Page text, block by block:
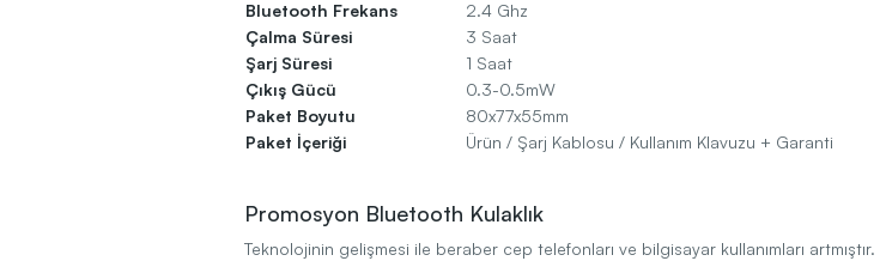
Bluetooth Frekans
2.4 Ghz
Çalma Süresi
3 Saat
Şarj Süresi
1 Saat
Çıkış Gücü
0.3-0.5mW
Paket Boyutu
80x77x55mm
Paket İçeriği
Ürün / Şarj Kablosu / Kullanım Klavuzu + Garanti
Promosyon Bluetooth Kulaklık
Teknolojinin gelişmesi ile beraber cep telefonları ve bilgisayar kullanımları artmıştır.